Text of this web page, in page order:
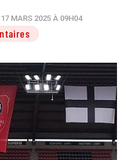
17 MARS 2025 À 09H04